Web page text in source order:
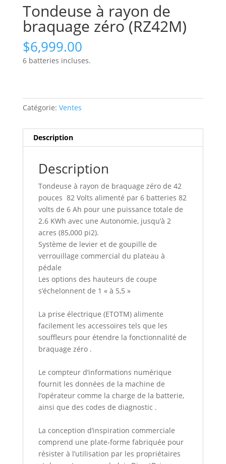
Tondeuse à rayon de
braquage zéro (RZ42M)
$6,999.00
6 batteries incluses.
Catégorie: Ventes
Description
Description
Tondeuse à rayon de braquage zéro de 42
pouces 82 Volts alimenté par 6 batteries 82
volts de 6 Ah pour une puissance totale de
2.6 KWh avec une Autonomie, jusqu’à 2
acres (85,000 pi2).
Système de levier et de goupille de
verrouillage commercial du plateau à
pédale
Les options des hauteurs de coupe
s’échelonnent de 1 « à 5,5 »
La prise électrique (ETOTM) alimente
facilement les accessoires tels que les
souffleurs pour étendre la fonctionnalité de
braquage zéro.
Le compteur d’informations numérique
fournit les données de la machine de
l’opérateur comme la charge de la batterie,
ainsi que des codes de diagnostic .
La conception d’inspiration commerciale
comprend une plate-forme fabriquée pour
résister à l’utilisation par les propriétaires